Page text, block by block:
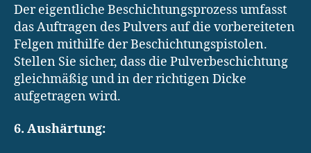
Der eigentliche Beschichtungsprozess umfasst
das Auftragen des Pulvers auf die vorbereiteten
Felgen mithilfe der Beschichtungspistolen.
Stellen Sie sicher, dass die Pulverbeschichtung
gleichmäßig und in der richtigen Dicke
aufgetragen wird.
6. Aushärtung: